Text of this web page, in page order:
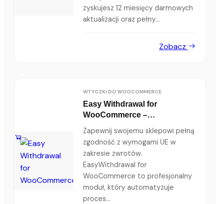
zyskujesz 12 miesięcy darmowych
aktualizacji oraz pełny...
Zobacz
WTYCZKI DO WOOCOMMERCE
Easy Withdrawal for
WooCommerce –
zwrotów
Zapewnij swojemu sklepowi pełną
zgodność z wymogami UE w
zakresie zwrotów.
EasyWithdrawal for
WooCommerce to profesjonalny
moduł, który automatyzuje
proces...